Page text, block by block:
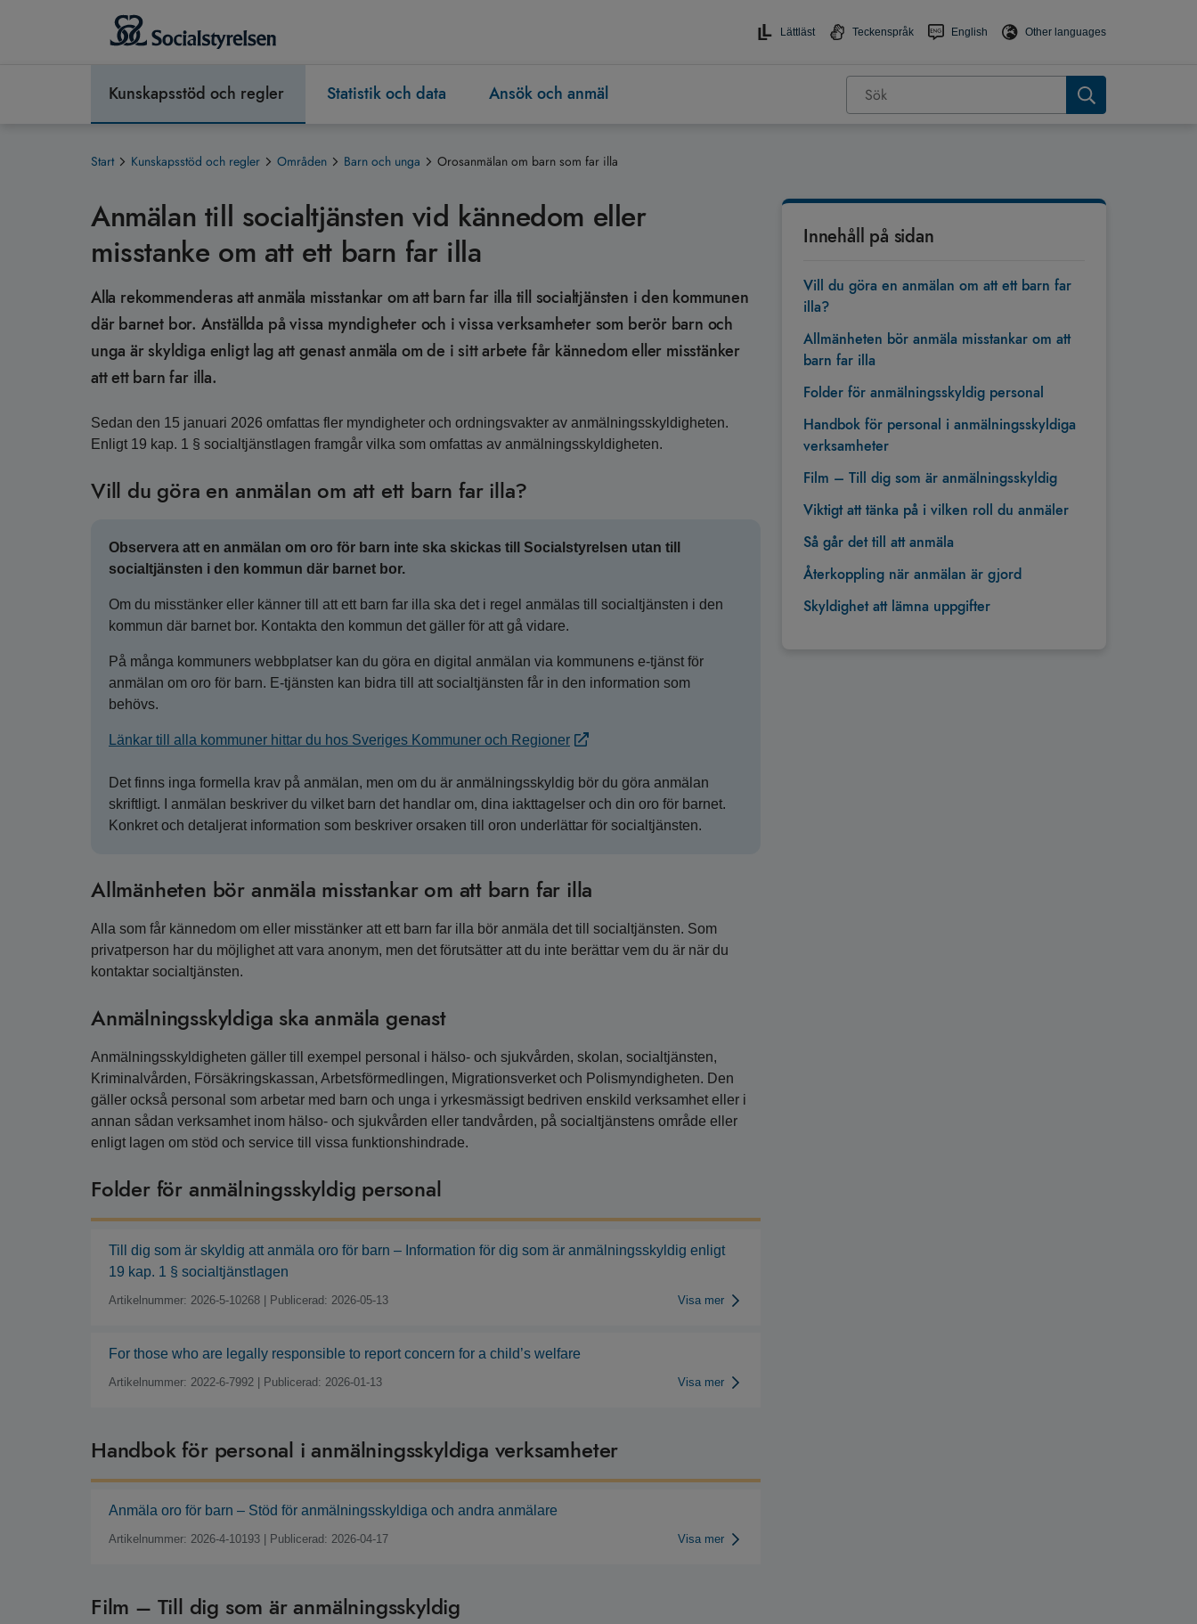
Lättläst Teckenspråk English Other languages
Kunskapsstöd och regler Statistik och data Ansök och anmäl
Start Kunskapsstöd och regler Områden Barn och unga Orosanmälan om barn som far illa
Innehåll på sidan
Vill du göra en anmälan om att ett barn far
illa?
Allmänheten bör anmäla misstankar om att
barn far illa
Folder för anmälningsskyldig personal
Handbok för personal i anmälningsskyldiga
verksamheter
Film – Till dig som är anmälningsskyldig
Viktigt att tänka på i vilken roll du anmäler
Så går det till att anmäla
Återkoppling när anmälan är gjord
Skyldighet att lämna uppgifter
Anmälan till socialtjänsten vid kännedom eller
misstanke om att ett barn far illa
Alla rekommenderas att anmäla misstankar om att barn far illa till socialtjänsten i den kommunen
där barnet bor. Anställda på vissa myndigheter och i vissa verksamheter som berör barn och
unga är skyldiga enligt lag att genast anmäla om de i sitt arbete får kännedom eller misstänker
att ett barn far illa.
Sedan den 15 januari 2026 omfattas fler myndigheter och ordningsvakter av anmälningsskyldigheten.
Enligt 19 kap. 1 § socialtjänstlagen framgår vilka som omfattas av anmälningsskyldigheten.
Vill du göra en anmälan om att ett barn far illa?
Observera att en anmälan om oro för barn inte ska skickas till Socialstyrelsen utan till
socialtjänsten i den kommun där barnet bor.
Om du misstänker eller känner till att ett barn far illa ska det i regel anmälas till socialtjänsten i den
kommun där barnet bor. Kontakta den kommun det gäller för att gå vidare.
På många kommuners webbplatser kan du göra en digital anmälan via kommunens e-tjänst för
anmälan om oro för barn. E-tjänsten kan bidra till att socialtjänsten får in den information som
behövs.
Länkar till alla kommuner hittar du hos Sveriges Kommuner och Regioner
Det finns inga formella krav på anmälan, men om du är anmälningsskyldig bör du göra anmälan
skriftligt. I anmälan beskriver du vilket barn det handlar om, dina iakttagelser och din oro för barnet.
Konkret och detaljerat information som beskriver orsaken till oron underlättar för socialtjänsten.
Allmänheten bör anmäla misstankar om att barn far illa
Alla som får kännedom om eller misstänker att ett barn far illa bör anmäla det till socialtjänsten. Som
privatperson har du möjlighet att vara anonym, men det förutsätter att du inte berättar vem du är när du
kontaktar socialtjänsten.
Anmälningsskyldiga ska anmäla genast
Anmälningsskyldigheten gäller till exempel personal i hälso- och sjukvården, skolan, socialtjänsten,
Kriminalvården, Försäkringskassan, Arbetsförmedlingen, Migrationsverket och Polismyndigheten. Den
gäller också personal som arbetar med barn och unga i yrkesmässigt bedriven enskild verksamhet eller i
annan sådan verksamhet inom hälso- och sjukvården eller tandvården, på socialtjänstens område eller
enligt lagen om stöd och service till vissa funktionshindrade.
Folder för anmälningsskyldig personal
Till dig som är skyldig att anmäla oro för barn – Information för dig som är anmälningsskyldig enligt
19 kap. 1 § socialtjänstlagen
Artikelnummer: 2026-5-10268 Publicerad: 2026-05-13 Visa mer
For those who are legally responsible to report concern for a child’s welfare
Artikelnummer: 2022-6-7992 Publicerad: 2026-01-13 Visa mer
Handbok för personal i anmälningsskyldiga verksamheter
Anmäla oro för barn – Stöd för anmälningsskyldiga och andra anmälare
Artikelnummer: 2026-4-10193 Publicerad: 2026-04-17 Visa mer
Film – Till dig som är anmälningsskyldig